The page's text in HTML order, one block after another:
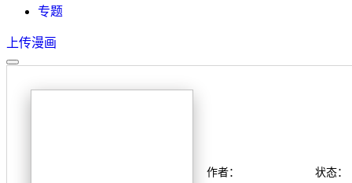
专题
上传漫画
作者：
状态：